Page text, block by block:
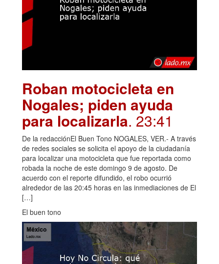
Roban motocicleta en
Nogales; piden ayuda
para localizarla. 23:41
De la redacciónEl Buen Tono NOGALES, VER.- A través
de redes sociales se solicita el apoyo de la ciudadanía
para localizar una motocicleta que fue reportada como
robada la noche de este domingo 9 de agosto. De
acuerdo con el reporte difundido, el robo ocurrió
alrededor de las 20:45 horas en las inmediaciones de El
[…]
El buen tono